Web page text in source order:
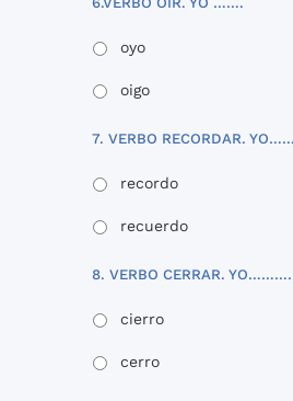
oyo
oigo
7. VERBO RECORDAR.
recordo
recuerdo
8. VERBO CERRAR.
cierro
cerro